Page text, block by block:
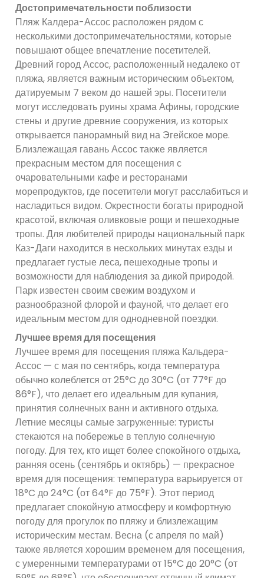
Достопримечательности поблизости
Пляж Калдера-Ассос расположен рядом с
несколькими достопримечательностями, которые
повышают общее впечатление посетителей.
Древний город Ассос, расположенный недалеко от
пляжа, является важным историческим объектом,
датируемым 7 веком до нашей эры. Посетители
могут исследовать руины храма Афины, городские
стены и другие древние сооружения, из которых
открывается панорамный вид на Эгейское море.
Близлежащая гавань Ассос также является
прекрасным местом для посещения с
очаровательными кафе и ресторанами
морепродуктов, где посетители могут расслабиться и
насладиться видом. Окрестности богаты природной
красотой, включая оливковые рощи и пешеходные
тропы. Для любителей природы национальный парк
Каз-Даги находится в нескольких минутах езды и
предлагает густые леса, пешеходные тропы и
возможности для наблюдения за дикой природой.
Парк известен своим свежим воздухом и
разнообразной флорой и фауной, что делает его
идеальным местом для однодневной поездки.
Лучшее время для посещения
Лучшее время для посещения пляжа Кальдера-
Ассос — с мая по сентябрь, когда температура
обычно колеблется от 25°C до 30°C (от 77°F до
86°F), что делает его идеальным для купания,
принятия солнечных ванн и активного отдыха.
Летние месяцы самые загруженные: туристы
стекаются на побережье в теплую солнечную
погоду. Для тех, кто ищет более спокойного отдыха,
ранняя осень (сентябрь и октябрь) — прекрасное
время для посещения: температура варьируется от
18°C ​​до 24°C (от 64°F до 75°F). Этот период
предлагает спокойную атмосферу и комфортную
погоду для прогулок по пляжу и близлежащим
историческим местам. Весна (с апреля по май)
также является хорошим временем для посещения,
с умеренными температурами от 15°C до 20°C (от